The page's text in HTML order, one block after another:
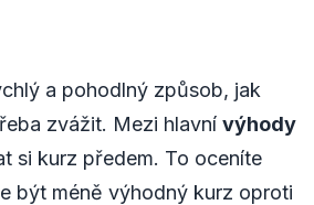
a pohodlný způsob, jak
zvážit. Mezi hlavní výhody
si kurz předem. To oceníte
být méně výhodný kurz oproti